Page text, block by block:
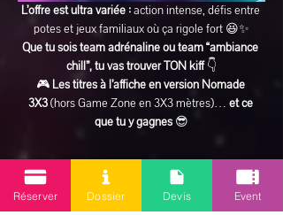
L’offre est ultra variée : action intense, défis entre
potes et jeux familiaux où ça rigole fort 😆✨
Que tu sois team adrénaline ou team “ambiance
chill”, tu vas trouver TON kiff 👇
🎮 Les titres à l’affiche en version Nomade
3X3 (hors Game Zone en 3X3 mètres)… et ce
que tu y gagnes 😎
En lire plus >
Réserver Dossier Devis Event